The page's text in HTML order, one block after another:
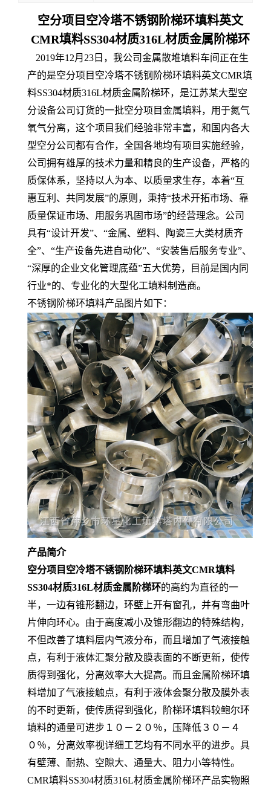
空分项目空冷塔不锈钢阶梯环填料英文
CMR填料SS304材质316L材质金属阶梯环
2019年12月23日，我公司金属散堆填料车间正在生
产的是空分项目空冷塔不锈钢阶梯环填料英文CMR填
料SS304材质316L材质金属阶梯环，是江苏某大型空
分设备公司订货的一批空分项目金属填料，用于氮气
氧气分离，这个项目我们经验非常丰富，和国内各大
型空分公司都有合作，全国各地均有项目实施经验，
公司拥有雄厚的技术力量和精良的生产设备，严格的
质保体系，坚持以人为本、以质量求生存，本着“互
惠互利、共同发展”的原则，秉持“技术开拓市场、靠
质量保证市场、用服务巩固市场”的经营理念。公司
具有“设计开发”、“金属、塑料、陶瓷三大类材质齐
全”、“生产设备先进自动化”、“安装售后服务专业”、
“深厚的企业文化管理底蕴”五大优势，目前是国内同
行业*的、专业化的大型化工填料制造商。
不锈钢阶梯环填料产品图片如下：
产品简介
空分项目空冷塔不锈钢阶梯环填料英文CMR填料
SS304材质316L材质金属阶梯环的高约为直径的一
半，一边有锥形翻边，环壁上开有窗孔，并有弯曲叶
片伸向环心。由于高度减小及锥形翻边的特殊结构，
不但改善了填料层内气液分布，而且增加了气液接触
点，有利于液体汇聚分散及膜表面的不断更新，使传
质得到强化，分离效率大大提高。而且金属阶梯环填
料增加了气液接触点，有利于液体会聚分散及膜外表
的不时更新，使传质得到强化，阶梯环填料较鲍尔环
填料的通量可进步１０－２０％，压降低３０－４
０％，分离效率视详细工艺均有不同水平的进步。具
有壁薄、耐热、空隙大、通量大、阻力小等特性。
CMR填料SS304材质316L材质金属阶梯环产品实物照